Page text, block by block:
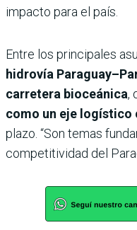
impacto para el país.
Entre los principales
hidrovía
carretera bioceánica,
como un eje logístico
plazo. “Son temas
competitividad del